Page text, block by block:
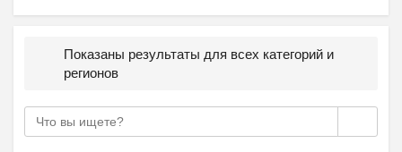
Показаны результаты для всех категорий и
регионов